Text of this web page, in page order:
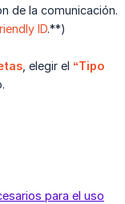
de la comunicación.
ID.**)
, elegir el “Tipo
para el uso